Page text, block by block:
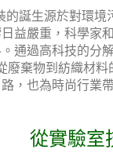
的誕生源於對環
益嚴重，科學家
通過高科技的分
廢棄物到紡織材
路，也為時尚行業
從實驗室